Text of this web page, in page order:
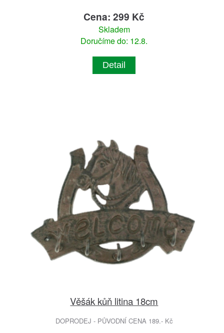
Cena: 299 Kč
Skladem
Doručíme do: 12.8.
Detail
Věšák kůň litina 18cm
DOPRODEJ - PŮVODNÍ CENA 189.- Kč